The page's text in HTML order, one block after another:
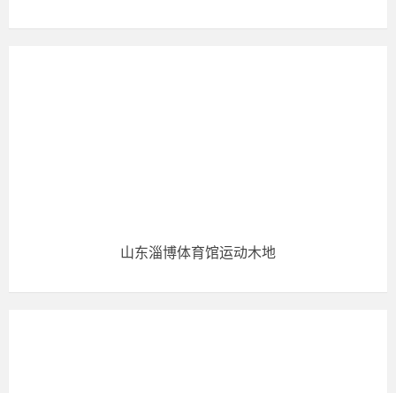
山东淄博体育馆运动木地